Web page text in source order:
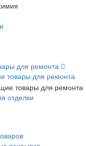
для ремонта
товары для ремонта
отделки